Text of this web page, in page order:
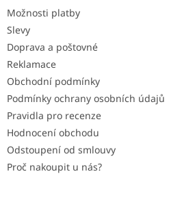
Možnosti platby
Slevy
Doprava a poštovné
Reklamace
Obchodní podmínky
Podmínky ochrany osobních údajů
Pravidla pro recenze
Hodnocení obchodu
Odstoupení od smlouvy
Proč nakoupit u nás?